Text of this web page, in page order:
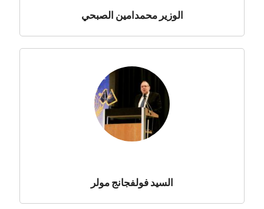
الوزير محمدامين الصبحي
السيد فولفجانج مولر